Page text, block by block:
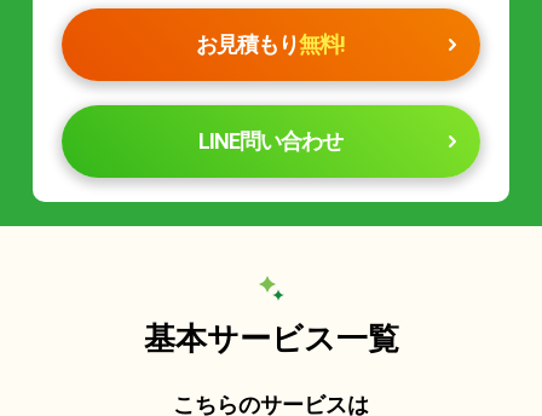
お見積もり無料!
LINE問い合わせ
基本サービス一覧
こちらのサービスは